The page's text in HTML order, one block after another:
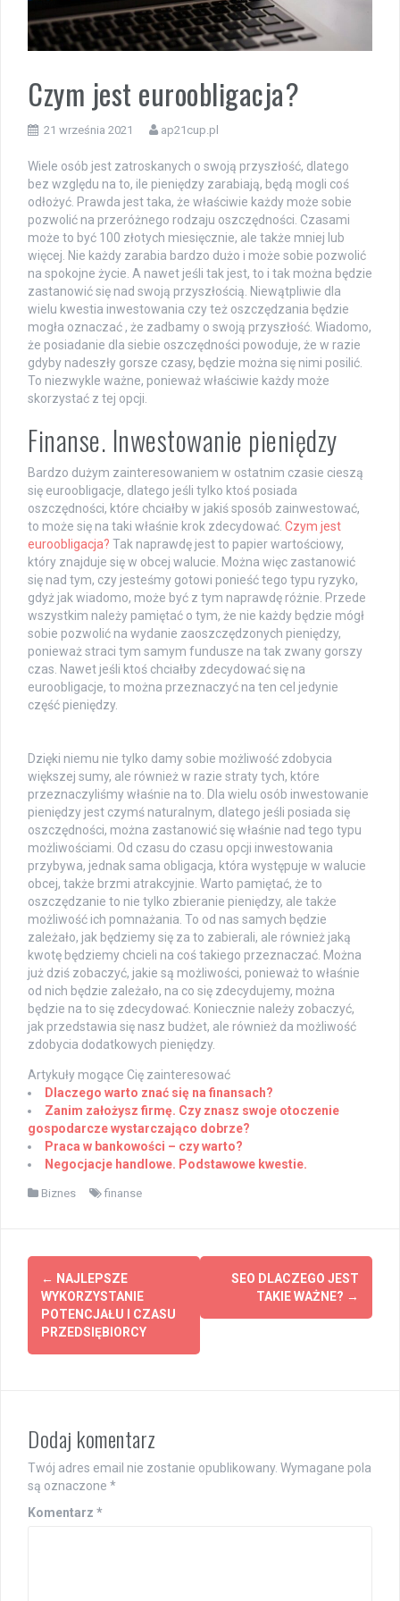
Czym jest euroobligacja?
21 września 2021 ap21cup.pl
Wiele osób jest zatroskanych o swoją przyszłość, dlatego
bez względu na to, ile pieniędzy zarabiają, będą mogli coś
odłożyć. Prawda jest taka, że właściwie każdy może sobie
pozwolić na przeróżnego rodzaju oszczędności. Czasami
może to być 100 złotych miesięcznie, ale także mniej lub
więcej. Nie każdy zarabia bardzo dużo i może sobie pozwolić
na spokojne życie. A nawet jeśli tak jest, to i tak można będzie
zastanowić się nad swoją przyszłością. Niewątpliwie dla
wielu kwestia inwestowania czy też oszczędzania będzie
mogła oznaczać , że zadbamy o swoją przyszłość. Wiadomo,
że posiadanie dla siebie oszczędności powoduje, że w razie
gdyby nadeszły gorsze czasy, będzie można się nimi posilić.
To niezwykle ważne, ponieważ właściwie każdy może
skorzystać z tej opcji.
Finanse. Inwestowanie pieniędzy
Bardzo dużym zainteresowaniem w ostatnim czasie cieszą
się euroobligacje, dlatego jeśli tylko ktoś posiada
oszczędności, które chciałby w jakiś sposób zainwestować,
to może się na taki właśnie krok zdecydować. Czym jest
euroobligacja? Tak naprawdę jest to papier wartościowy,
który znajduje się w obcej walucie. Można więc zastanowić
się nad tym, czy jesteśmy gotowi ponieść tego typu ryzyko,
gdyż jak wiadomo, może być z tym naprawdę różnie. Przede
wszystkim należy pamiętać o tym, że nie każdy będzie mógł
sobie pozwolić na wydanie zaoszczędzonych pieniędzy,
ponieważ straci tym samym fundusze na tak zwany gorszy
czas. Nawet jeśli ktoś chciałby zdecydować się na
euroobligacje, to można przeznaczyć na ten cel jedynie
część pieniędzy.
Dzięki niemu nie tylko damy sobie możliwość zdobycia
większej sumy, ale również w razie straty tych, które
przeznaczyliśmy właśnie na to. Dla wielu osób inwestowanie
pieniędzy jest czymś naturalnym, dlatego jeśli posiada się
oszczędności, można zastanowić się właśnie nad tego typu
możliwościami. Od czasu do czasu opcji inwestowania
przybywa, jednak sama obligacja, która występuje w walucie
obcej, także brzmi atrakcyjnie. Warto pamiętać, że to
oszczędzanie to nie tylko zbieranie pieniędzy, ale także
możliwość ich pomnażania. To od nas samych będzie
zależało, jak będziemy się za to zabierali, ale również jaką
kwotę będziemy chcieli na coś takiego przeznaczać. Można
już dziś zobaczyć, jakie są możliwości, ponieważ to właśnie
od nich będzie zależało, na co się zdecydujemy, można
będzie na to się zdecydować. Koniecznie należy zobaczyć,
jak przedstawia się nasz budżet, ale również da możliwość
zdobycia dodatkowych pieniędzy.
Artykuły mogące Cię zainteresować
Dlaczego warto znać się na finansach?
Zanim założysz firmę. Czy znasz swoje otoczenie
gospodarcze wystarczająco dobrze?
Praca w bankowości – czy warto?
Negocjacje handlowe. Podstawowe kwestie.
Biznes finanse
Post
navigation
← NAJLEPSZE
WYKORZYSTANIE
POTENCJAŁU I CZASU
PRZEDSIĘBIORCY
SEO DLACZEGO JEST
TAKIE WAŻNE? →
Dodaj komentarz
Twój adres email nie zostanie opublikowany. Wymagane pola
są oznaczone *
Komentarz *